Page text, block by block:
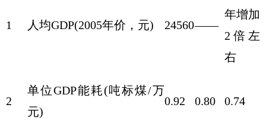
1 人均GDP(2005年价，元) 24560——
年增加
2倍左
右
2
单位GDP能耗(吨标煤/万
元)
0.92 0.80 0.74